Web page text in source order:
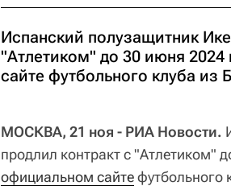
Испанский полузащитник
"Атлетиком" до 30 июня
сайте футбольного клуба из
МОСКВА, 21 ноя - РИА Новости.
продлил контракт с "Атлетиком"
официальном сайтефутбольного